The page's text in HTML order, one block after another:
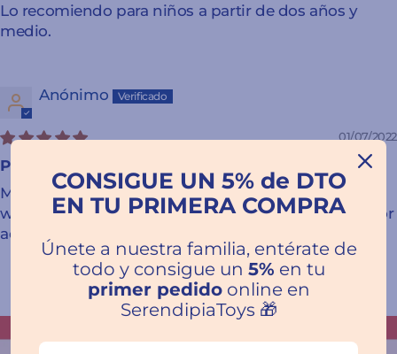
Lo recomiendo para niños a partir de dos años y
medio.
Anónimo
01/07/2022
Perfect
Muy bien. Muy rápido. Y más económico que en la
web que empieza por A. Seguiremos comprando por
aquí porque tienen muchos juegos.
CONSIGUE UN 5% de DTO
EN TU PRIMERA COMPRA
Únete a nuestra familia, entérate de
todo y consigue un 5% en tu
primer pedidoonline en
SerendipiaToys 🎁